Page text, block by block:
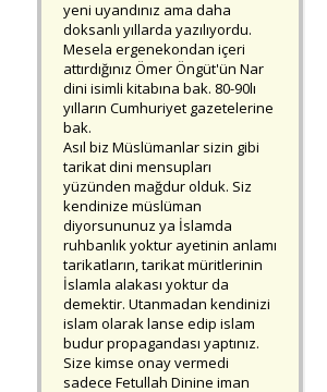
yeni uyandınız ama daha
doksanlı yıllarda yazılıyordu.
Mesela ergenekondan içeri
attırdığınız Ömer Öngüt'ün Nar
dini isimli kitabına bak. 80-90lı
yılların Cumhuriyet gazetelerine
bak.
Asıl biz Müslümanlar sizin gibi
tarikat dini mensupları
yüzünden mağdur olduk. Siz
kendinize müslüman
diyorsununuz ya İslamda
ruhbanlık yoktur ayetinin anlamı
tarikatların, tarikat müritlerinin
İslamla alakası yoktur da
demektir. Utanmadan kendinizi
islam olarak lanse edip islam
budur propagandası yaptınız.
Size kimse onay vermedi
sadece Fetullah Dinine iman